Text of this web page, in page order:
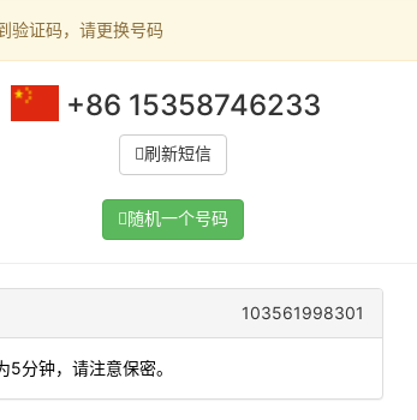
验证码，请更换号码
+86 15358746233
刷新短信
随机一个号码
103561998301
分钟，请注意保密。